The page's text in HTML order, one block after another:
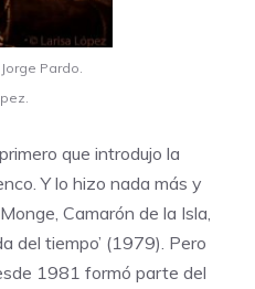
Pardo.
que introdujo la
Y lo hizo nada más y
Camarón de la Isla,
del tiempo’ (1979). Pero
1981 formó parte del